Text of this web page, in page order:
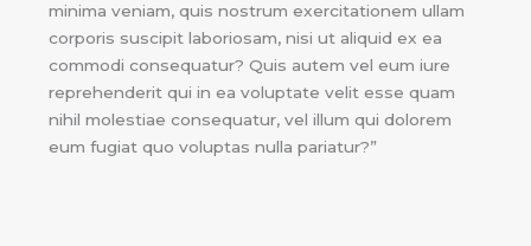
minima veniam, quis nostrum exercitationem ullam
corporis suscipit laboriosam, nisi ut aliquid ex ea
commodi consequatur? Quis autem vel eum iure
reprehenderit qui in ea voluptate velit esse quam
nihil molestiae consequatur, vel illum qui dolorem
eum fugiat quo voluptas nulla pariatur?”